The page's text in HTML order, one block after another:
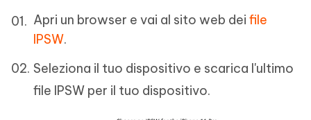
Apri un browser e vai al sito web dei file
IPSW.
Seleziona il tuo dispositivo e scarica l'ultimo
file IPSW per il tuo dispositivo.